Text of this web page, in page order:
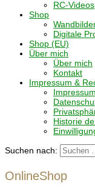
RC-Videos
Shop
Digitale
Shop (EU)
Über mich
Über mich
Kontakt
Impressum &
Historie
Suchen nach:
OnlineShop